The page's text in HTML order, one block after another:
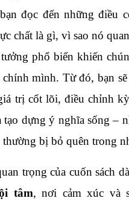
đọc đến những điều
chất là gì, vì sao nó
phổ biến khiến
mình. Từ đó, bạn
trị cốt lõi, điều chỉnh
tạo dựng ý nghĩa sống –
thường bị bỏ quên trong
trọng của cuốn sách
tâm, nơi cảm xúc và